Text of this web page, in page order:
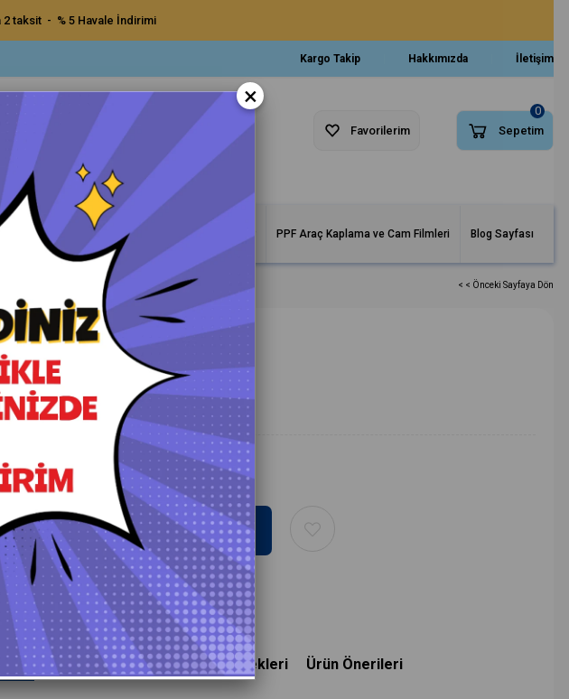
taksit - % 5 Havale İndirimi
Kargo Takip Hakkımızda İletişim
Sepetim
0
Favorilerim
Pedleri ve Bezler Aksesuarlar ve Makineler PPF Araç Kaplama ve Cam Filmleri Blog Sayfası
< < Önceki Sayfaya Dön
Sprey 500ml
Satıcı - Hızlı Kargo
Havale ile Ödeme
₺522,50
Aksam Temizleme ve Koruma
Yorumlar(0) Ödeme Seçenekleri Ürün Önerileri
×